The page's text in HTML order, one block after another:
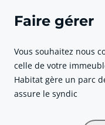
Faire gérer
Vous souhaitez nous
celle de votre
Habitat gère un parc
assure le syndic